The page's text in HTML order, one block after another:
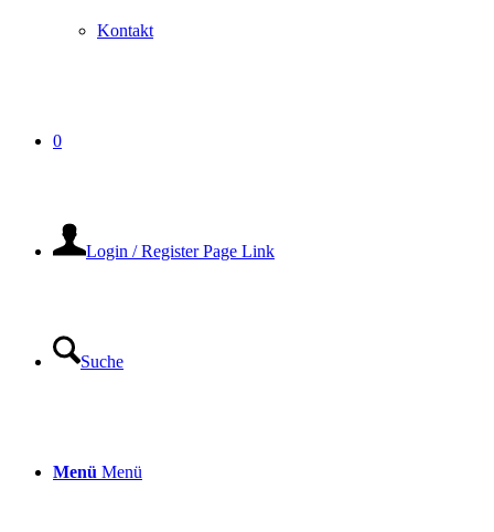
Kontakt
0
Login / Register Page Link
Suche
Menü Menü